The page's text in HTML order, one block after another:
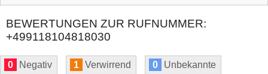
BEWERTUNGEN ZUR RUFNUMMER:
+499118104818030
0 Negativ 1 Verwirrend 0 Unbekannte